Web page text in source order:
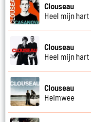
Clouseau
Heel mijn hart
Clouseau
Heel mijn hart
Clouseau
Heimwee